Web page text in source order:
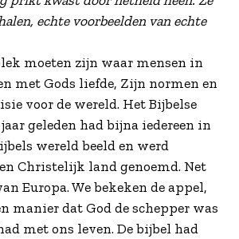
echte voorbeelden van echte
moeten zijn waar mensen in
met Gods liefde, Zijn normen en
voor de wereld. Het Bijbelse
geleden had bijna iedereen in
wereld beeld en werd
Christelijk land genoemd. Net
Europa. We bekeken de appel,
manier dat God de schepper was
met ons leven. De bijbel had